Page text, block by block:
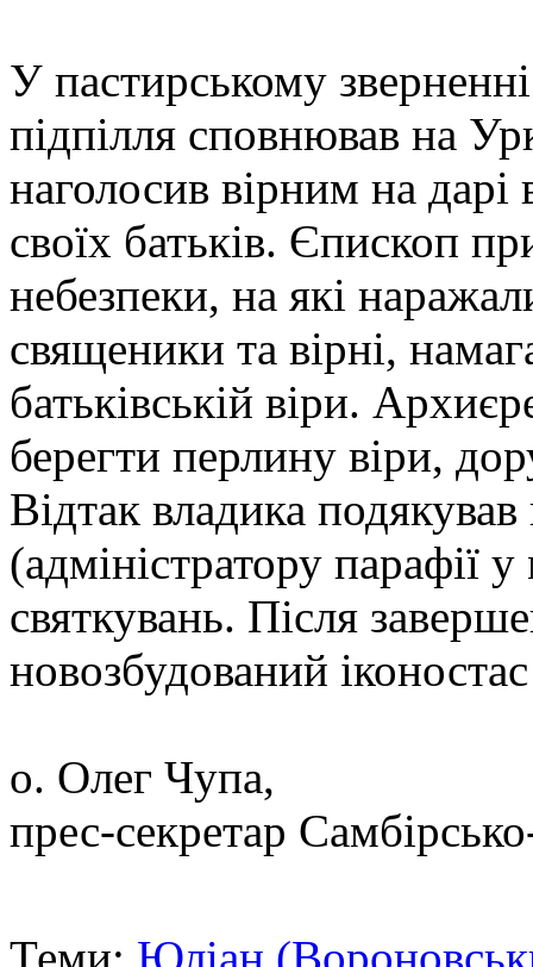
У пастирському
підпілля сповнював на
наголосив вірним на
своїх батьків. Єпископ
небезпеки, на які
священики та вірні,
батьківській віри.
берегти перлину віри,
Відтак владика
(адміністратору парафії
святкувань. Після
новозбудований
о. Олег Чупа,
прес-секретар
Теми: Юліан